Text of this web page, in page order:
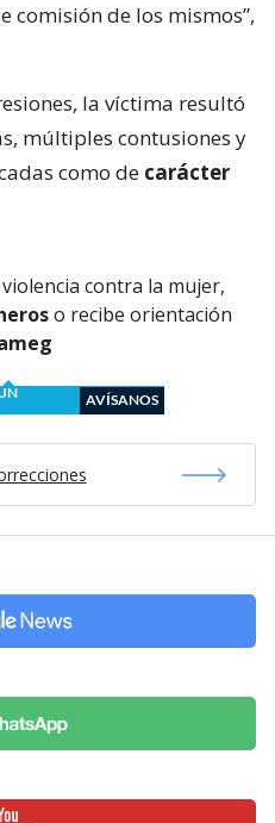
comisión de los mismos”,
la víctima resultó
múltiples contusiones y
como de carácter
contra la mujer,
o recibe orientación
AVÍSANOS